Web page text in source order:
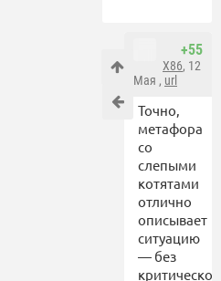
+55
X86, 12
Мая , url
Точно,
метафора
со
слепыми
котятами
отлично
описывает
ситуацию
— без